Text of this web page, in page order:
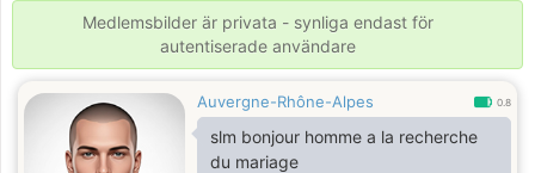
Medlemsbilder är privata - synliga endast för
autentiserade användare
Auvergne-Rhône-Alpes 0.8
slm bonjour homme a la recherche
du mariage